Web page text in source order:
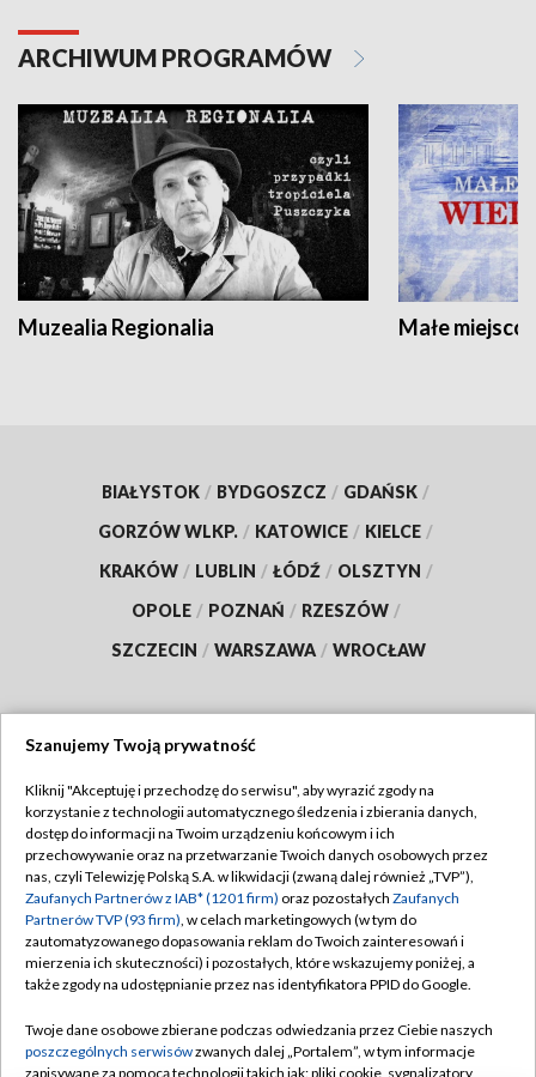
ARCHIWUM PROGRAMÓW
Muzealia Regionalia Małe
BIAŁYSTOK / BYDGOSZCZ / GDAŃSK /
GORZÓW WLKP. / KATOWICE / KIELCE /
KRAKÓW / LUBLIN / ŁÓDŹ / OLSZTYN /
OPOLE / POZNAŃ / RZESZÓW /
SZCZECIN / WARSZAWA / WROCŁAW
TVP
Abonament TVP
Emisja w TVP
Centrum informacji TVP
Naziemna Telewizja Cyfrowa
Rada Programowa
Regulamin TVP
Polityka prywatności
Moje zgody
Pomoc
Kontakt
Szanujemy Twoją prywatność
Kliknij "Akceptuję i przechodzę do serwisu", aby wyrazić zgody na
korzystanie z technologii automatycznego śledzenia i zbierania danych,
dostęp do informacji na Twoim urządzeniu końcowym i ich
przechowywanie oraz na przetwarzanie Twoich danych osobowych przez
nas, czyli Telewizję Polską S.A. w likwidacji (zwaną dalej również „TVP”),
Zaufanych Partnerów z IAB* (1201 firm) oraz pozostałych Zaufanych
Partnerów TVP (93 firm), w celach marketingowych (w tym do
zautomatyzowanego dopasowania reklam do Twoich zainteresowań i
mierzenia ich skuteczności) i pozostałych, które wskazujemy poniżej, a
także zgody na udostępnianie przez nas identyfikatora PPID do Google.
Twoje dane osobowe zbierane podczas odwiedzania przez Ciebie naszych
poszczególnych serwisówzwanych dalej „Portalem”, w tym informacje
zapisywane za pomocą technologii takich jak: pliki cookie, sygnalizatory